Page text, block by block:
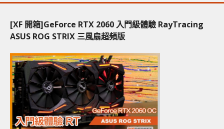
[XF 開箱]GeForce RTX 2060 入門級體驗 RayTracing
ASUS ROG STRIX 三風扇超頻版